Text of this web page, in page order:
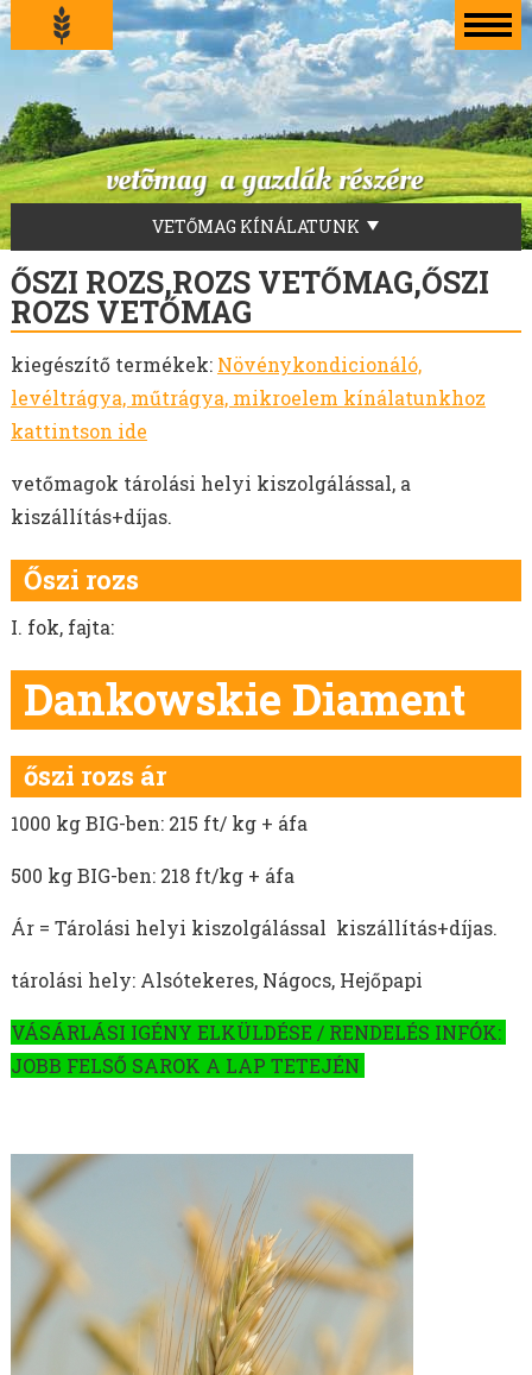
VETŐMAG KÍNÁLATUNK
LUCERNA VETŐMAG
FŰVEKERÉKEK
AKG-ZÖLDUGAR
TILLAGE-ZÖLDTRÁGYA-ZÖLDUGAR-MÉHLEGELŐ
ZÖLDTRÁGYA KEVERÉKEK
SZENÁZS KEVERÉKEK
FÜVEK
MOHAR VETŐMAG
HEREFÉLÉK
SZARVASKEREP VETŐMAG
SZUDÁNIFŰ VETŐMAG
CIROK VETŐMAG
KÖLES VETŐMAG
KUKORICA VETŐMAG
BÜKKÖNY VETŐMAG
BORSÓ VETŐMAG
FACÉLIA VETŐMAG
BALTACÍM VETŐMAG
VADLEGELŐ KEVERÉKEK
OLAJRETEK VETŐMAG
SOMKÓRÓ VETŐMAG
SZEGLETES LEDNEK
ŐSZI BÚZA VETŐMAG
ŐSZI ÁRPA VETŐMAG
ŐSZI ROZS VETŐMAG
ZÖLD ROZS VETŐMAG
ŐSZI ZAB, HOMOKI ZAB VETŐMAG
ŐSZI TRITIKÁLÉ VETŐMAG
SZÓJA VETŐMAG
ŐSZI ROZS,ROZS VETŐMAG,ŐSZI
ROZS VETŐMAG
kiegészítő termékek: Növénykondicionáló,
levéltrágya, műtrágya, mikroelem kínálatunkhoz
kattintson ide
vetőmagok tárolási helyi kiszolgálással, a
kiszállítás+díjas.
Őszi rozs
I. fok, fajta:
Dankowskie Diament
őszi rozs ár
1000 kg BIG-ben: 215 ft/ kg + áfa
500 kg BIG-ben: 218 ft/kg + áfa
Ár = Tárolási helyi kiszolgálással kiszállítás+díjas.
tárolási hely: Alsótekeres, Nágocs, Hejőpapi
VÁSÁRLÁSI IGÉNY ELKÜLDÉSE / RENDELÉS INFÓK:
JOBB FELSŐ SAROK A LAP TETEJÉN